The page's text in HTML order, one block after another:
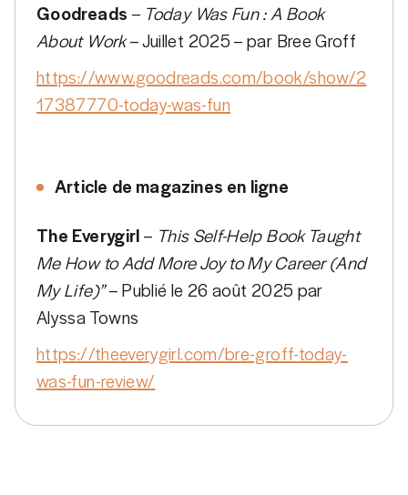
Goodreads – Today Was Fun : A Book
About Work– Juillet 2025 – par Bree Groff
https://www.goodreads.com/book/show/2
17387770-today-was-fun
Article de magazines en ligne
The Everygirl– This Self-Help Book Taught
Me How to Add More Joy to My Career (And
My Life)”– Publié le 26 août 2025 par
Alyssa Towns
https://theeverygirl.com/bre-groff-today-
was-fun-review/